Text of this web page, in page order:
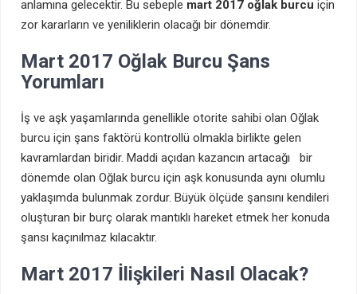
anlamına gelecektir. Bu sebeple mart 2017 oğlak burcu için
zor kararların ve yeniliklerin olacağı bir dönemdir.
Mart 2017 Oğlak Burcu Şans
Yorumları
İş ve aşk yaşamlarında genellikle otorite sahibi olan Oğlak
burcu için şans faktörü kontrollü olmakla birlikte gelen
kavramlardan biridir. Maddi açıdan kazancın artacağı bir
dönemde olan Oğlak burcu için aşk konusunda aynı olumlu
yaklaşımda bulunmak zordur. Büyük ölçüde şansını kendileri
oluşturan bir burç olarak mantıklı hareket etmek her konuda
şansı kaçınılmaz kılacaktır.
Mart 2017 İlişkileri Nasıl Olacak?